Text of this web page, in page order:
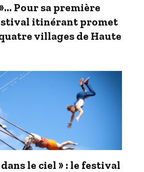
Pour sa première
itinérant promet
villages de Haute
le ciel » : le festival